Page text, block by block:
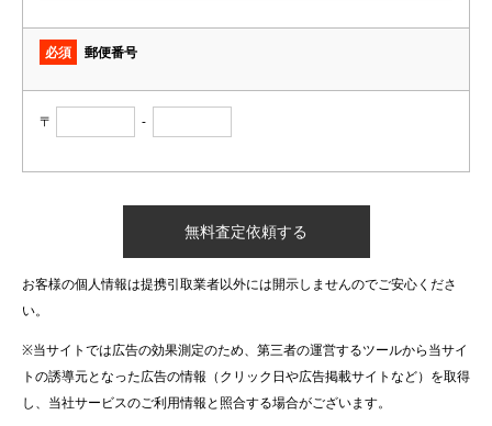
必須 郵便番号
〒 -
お客様の個人情報は提携引取業者以外には開示しませんのでご安心くださ
い。
※当サイトでは広告の効果測定のため、第三者の運営するツールから当サイ
トの誘導元となった広告の情報（クリック日や広告掲載サイトなど）を取得
し、当社サービスのご利用情報と照合する場合がございます。